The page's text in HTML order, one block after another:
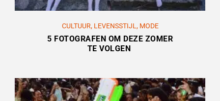
CULTUUR, LEVENSSTIJL , MODE
5 FOTOGRAFEN OM DEZE ZOMER
TE VOLGEN